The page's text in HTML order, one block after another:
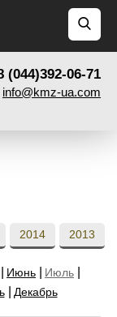
(044)392-06-71
info@kmz-ua.com
2014 2013
Июнь
Июль
Декабрь